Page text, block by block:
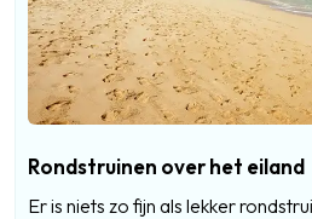
Rondstruinen over het eiland
Er is niets zo fijn als lekker